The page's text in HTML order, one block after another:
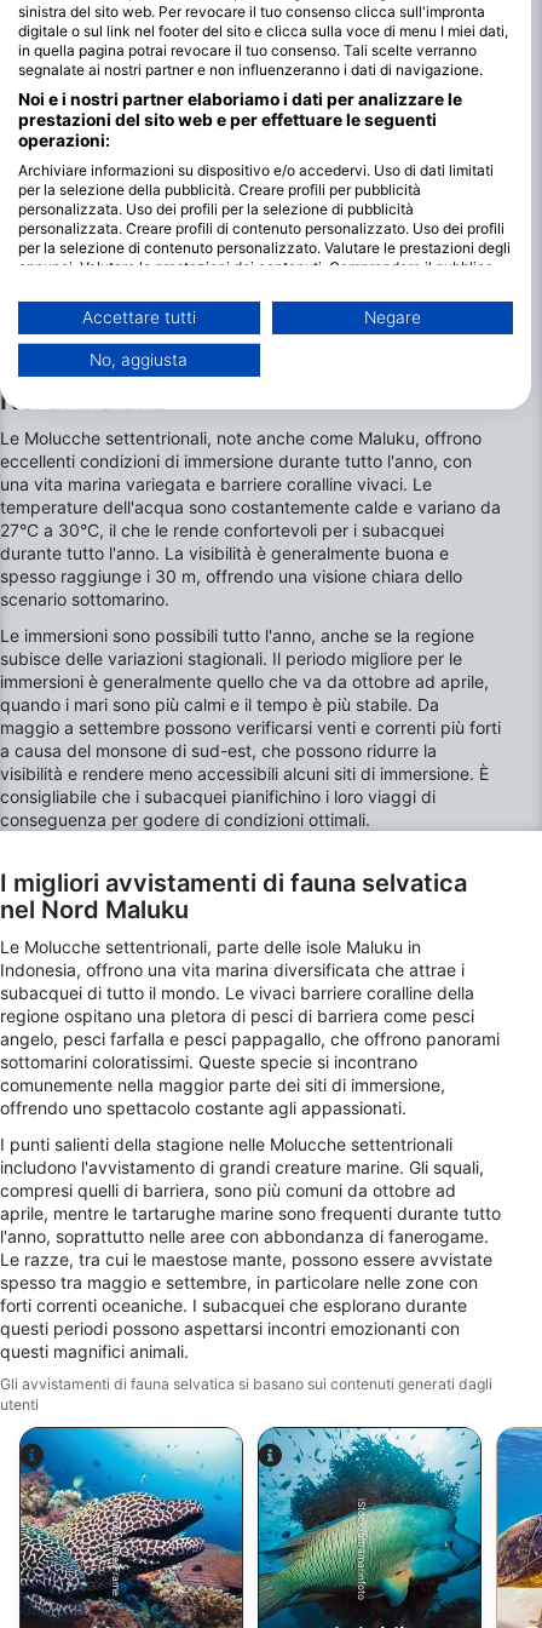
I migliori mesi per fare immersioni a
North Maluku
Le Molucche settentrionali, note anche come Maluku, offrono
eccellenti condizioni di immersione durante tutto l'anno, con
una vita marina variegata e barriere coralline vivaci. Le
temperature dell'acqua sono costantemente calde e variano da
27°C a 30°C, il che le rende confortevoli per i subacquei
durante tutto l'anno. La visibilità è generalmente buona e
spesso raggiunge i 30 m, offrendo una visione chiara dello
scenario sottomarino.
Le immersioni sono possibili tutto l'anno, anche se la regione
subisce delle variazioni stagionali. Il periodo migliore per le
immersioni è generalmente quello che va da ottobre ad aprile,
quando i mari sono più calmi e il tempo è più stabile. Da
maggio a settembre possono verificarsi venti e correnti più forti
a causa del monsone di sud-est, che possono ridurre la
visibilità e rendere meno accessibili alcuni siti di immersione. È
consigliabile che i subacquei pianifichino i loro viaggi di
conseguenza per godere di condizioni ottimali.
I migliori avvistamenti di fauna selvatica
nel Nord Maluku
Le Molucche settentrionali, parte delle isole Maluku in
Indonesia, offrono una vita marina diversificata che attrae i
subacquei di tutto il mondo. Le vivaci barriere coralline della
regione ospitano una pletora di pesci di barriera come pesci
angelo, pesci farfalla e pesci pappagallo, che offrono panorami
sottomarini coloratissimi. Queste specie si incontrano
comunemente nella maggior parte dei siti di immersione,
offrendo uno spettacolo costante agli appassionati.
I punti salienti della stagione nelle Molucche settentrionali
includono l'avvistamento di grandi creature marine. Gli squali,
compresi quelli di barriera, sono più comuni da ottobre ad
aprile, mentre le tartarughe marine sono frequenti durante tutto
l'anno, soprattutto nelle aree con abbondanza di fanerogame.
Le razze, tra cui le maestose mante, possono essere avvistate
spesso tra maggio e settembre, in particolare nelle zone con
forti correnti oceaniche. I subacquei che esplorano durante
questi periodi possono aspettarsi incontri emozionanti con
questi magnifici animali.
Gli avvistamenti di fauna selvatica si basano sui contenuti generati dagli
utenti
Alamy-WaterFrame iStock/ultramarinfoto
sinistra del sito web. Per revocare il tuo consenso clicca sull'impronta
digitale o sul link nel footer del sito e clicca sulla voce di menu I miei dati,
in quella pagina potrai revocare il tuo consenso. Tali scelte verranno
segnalate ai nostri partner e non influenzeranno i dati di navigazione.
Noi e i nostri partner elaboriamo i dati per analizzare le
prestazioni del sito web e per effettuare le seguenti
operazioni:
Archiviare informazioni su dispositivo e/o accedervi. Uso di dati limitati
per la selezione della pubblicità. Creare profili per pubblicità
personalizzata. Uso dei profili per la selezione di pubblicità
personalizzata. Creare profili di contenuto personalizzato. Uso dei profili
per la selezione di contenuto personalizzato. Valutare le prestazioni degli
annunci. Valutare le prestazioni dei contenuti. Comprendere il pubblico
diverse. Sviluppare e migliorare i servizi. Uso di dati limitati per la
selezione dei contenuti.
È possibile trovare ulteriori informazioni sull'utilizzo dei dati da parte di
Google qui: https://business.safety.google/privacy/
negli Stati Uniti.
Il tuo consenso e la cookie policy si applicano esclusivamente a questo
sito web/app.
Visualizza l'elenco dei partner (1 Venditori IAB)
Utilizziamo i tuoi dati per i seguenti scopi:
Finalità del trattamento IAB:
Archiviare informazioni su dispositivo e/o
accedervi
Utilizzare dati limitati per la selezione della
pubblicità
Creare profili per la pubblicità
personalizzata
Utilizzare profili per la selezione di pubblicità
personalizzata
contenuti
personalizzati
Misurare le prestazioni degli annunci
Misurare le prestazioni dei contenuti
Comprendere il pubblico attraverso
provenienti da fonti diverse
Sviluppare e migliorare i servizi
Utilizzare dati limitati per la selezione dei
contenuti
Caratteristiche speciali IAB:
Utilizzare dati di geolocalizzazione precisi
Riconoscere i dispositivi in base a
Finalità di trattamento non legate all'AIAB:
Necessario
Prestazione
Funzionale
Accettare tutti Negare
No, aggiusta